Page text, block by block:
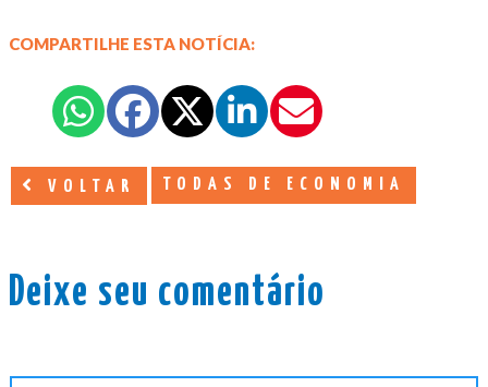
COMPARTILHE ESTA NOTÍCIA:
VOLTAR TODAS DE ECONOMIA
Deixe seu comentário